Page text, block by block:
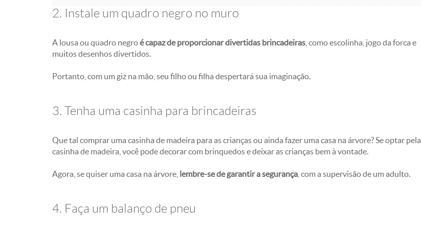
2. Instale um quadro negro no muro
A lousa ou quadro negroé capaz de proporcionar divertidas brincadeiras , como escolinha, jogo da forca e
muitos desenhos divertidos.
Portanto, com um giz na mão, seu filho ou filha despertará sua imaginação.
3. Tenha uma casinha para brincadeiras
Que tal comprar uma casinha de madeira para as crianças ou ainda fazer uma casa na árvore? Se optar pela
casinha de madeira, você pode decorar com brinquedos e deixar as crianças bem à vontade.
Agora, se quiser uma casa na árvore, lembre-se de garantir a segurança , com a supervisão de um adulto.
4. Faça um balanço de pneu